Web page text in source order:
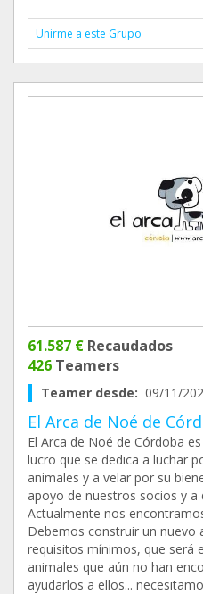
Unirme a este Grupo
61.587 € Recaudados
426 Teamers
Teamer desde: 09/11/
El Arca de Noé de
El Arca de Noé de Córdoba
lucro que se dedica a luchar
animales y a velar por su
apoyo de nuestros socios y a
Actualmente nos
Debemos construir un nuevo
requisitos mínimos, que será
animales que aún no han
ayudarlos a ellos...